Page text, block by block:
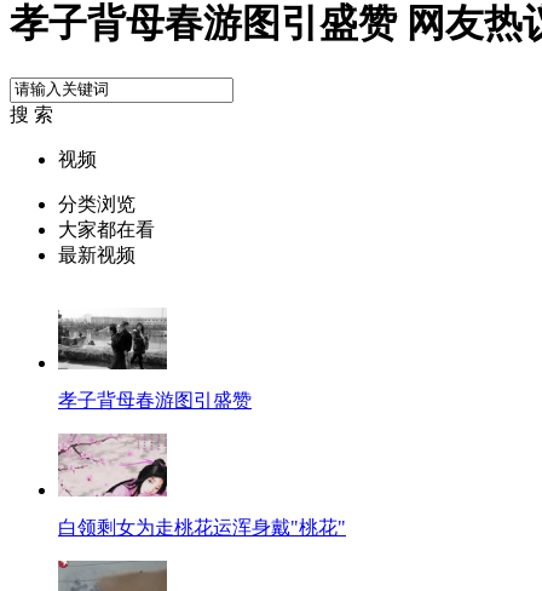
孝子背母春游图引盛赞 网友热
搜 索
视频
分类浏览
大家都在看
最新视频
孝子背母春游图引盛赞
白领剩女为走桃花运浑身戴"桃花"